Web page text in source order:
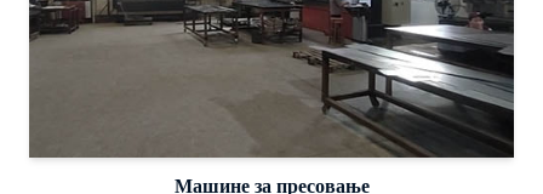
Машине за пресовање